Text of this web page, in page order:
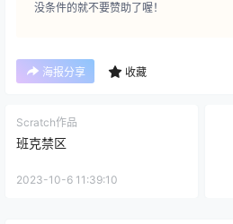
没条件的就不要赞助了喔！
海报分享 收藏
Scratch作品
班克禁区
2023-10-6 11:39:10